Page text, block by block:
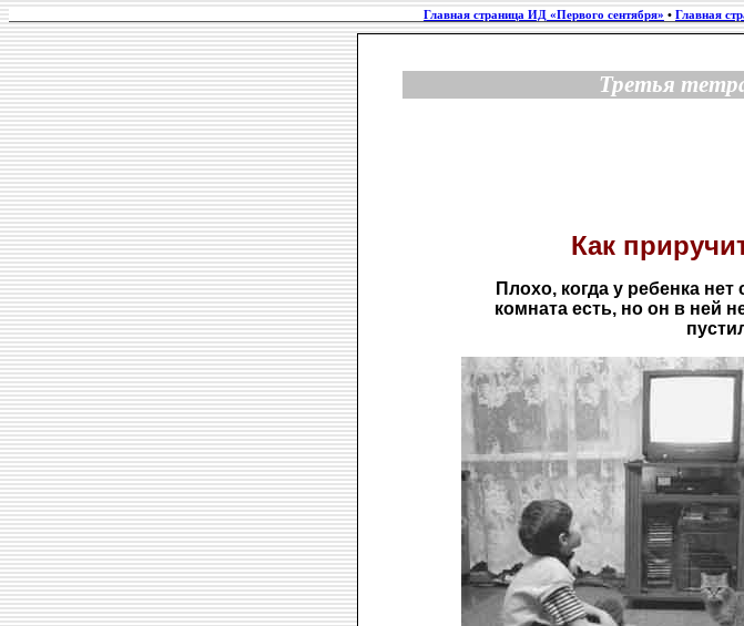
Главная страница ИД «Первого сентября» • Главная
Третья
Как
Плохо, когда у ребенка
комната есть, но он в ней